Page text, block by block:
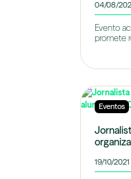
04/08/
Evento
promete
Eventos
19/10/2021